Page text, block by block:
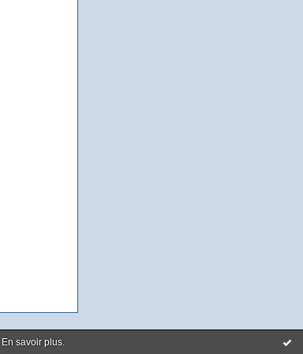
En savoir plus.